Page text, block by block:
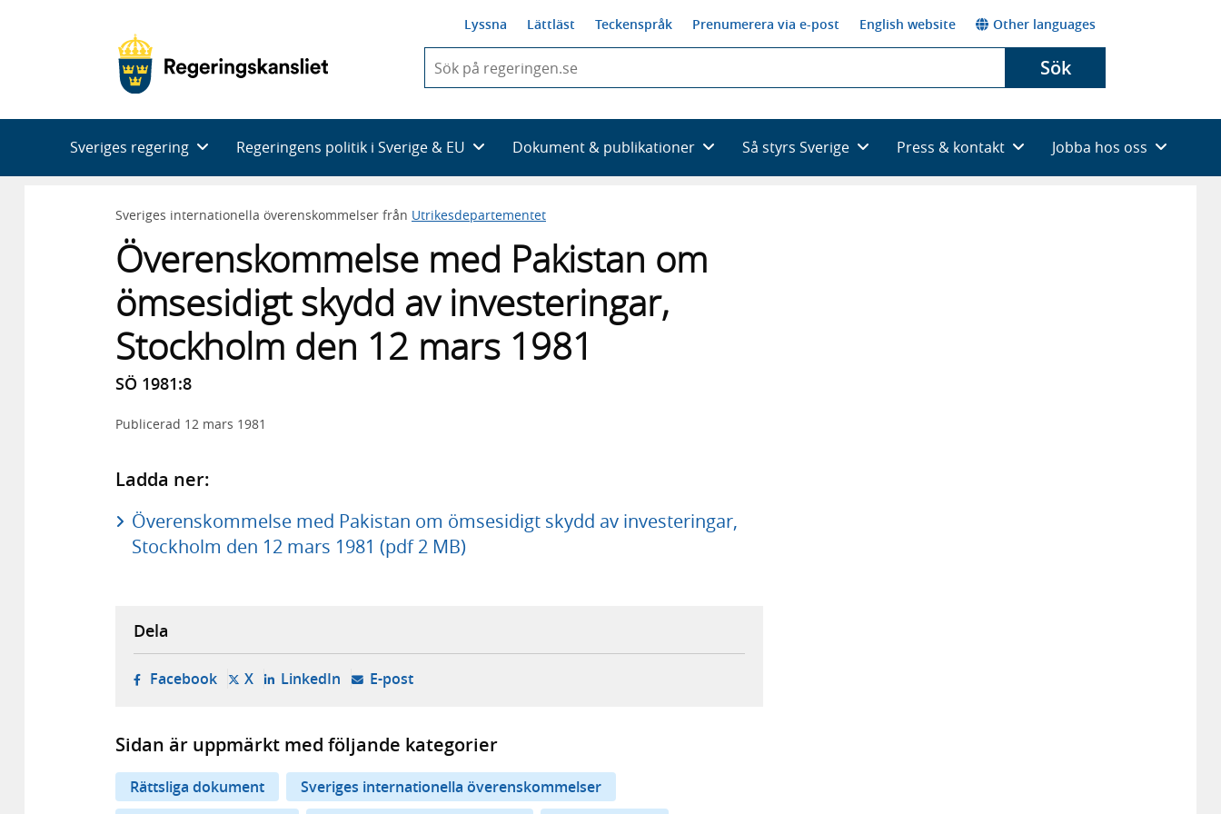
Lyssna Lättläst Teckenspråk Prenumerera via e-post English website Other languages
du
skriva
framträder
en
med
Sök
Sveriges regering Regeringens politik i Sverige & EU Dokument & publikationer Så styrs Sverige Press & kontakt Jobba hos oss
Sveriges internationella överenskommelser från Utrikesdepartementet
Överenskommelse med Pakistan om
ömsesidigt skydd av investeringar,
Stockholm den 12 mars 1981
SÖ 1981:8
Publicerad 12 mars 1981
Ladda ner:
Överenskommelse med Pakistan om ömsesidigt skydd av investeringar,
Stockholm den 12 mars 1981 (pdf 2 MB)
Dela
Facebook- öppnas i ny flik, extern webbplats,
X- öppnas i ny flik, extern webbplats,
LinkedIn- öppnas i ny flik, extern webbplats,
E-post- öppnar din e-postklient,
Sidan är uppmärkt med följande kategorier
Rättsliga dokument
Sveriges internationella överenskommelser